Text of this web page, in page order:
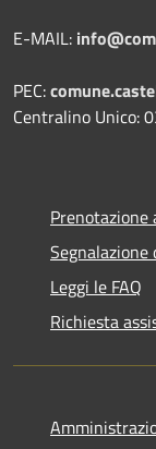
E-MAIL:
PEC:
Centralino Unico:
Segnalazione
Leggi le FAQ
Richiesta